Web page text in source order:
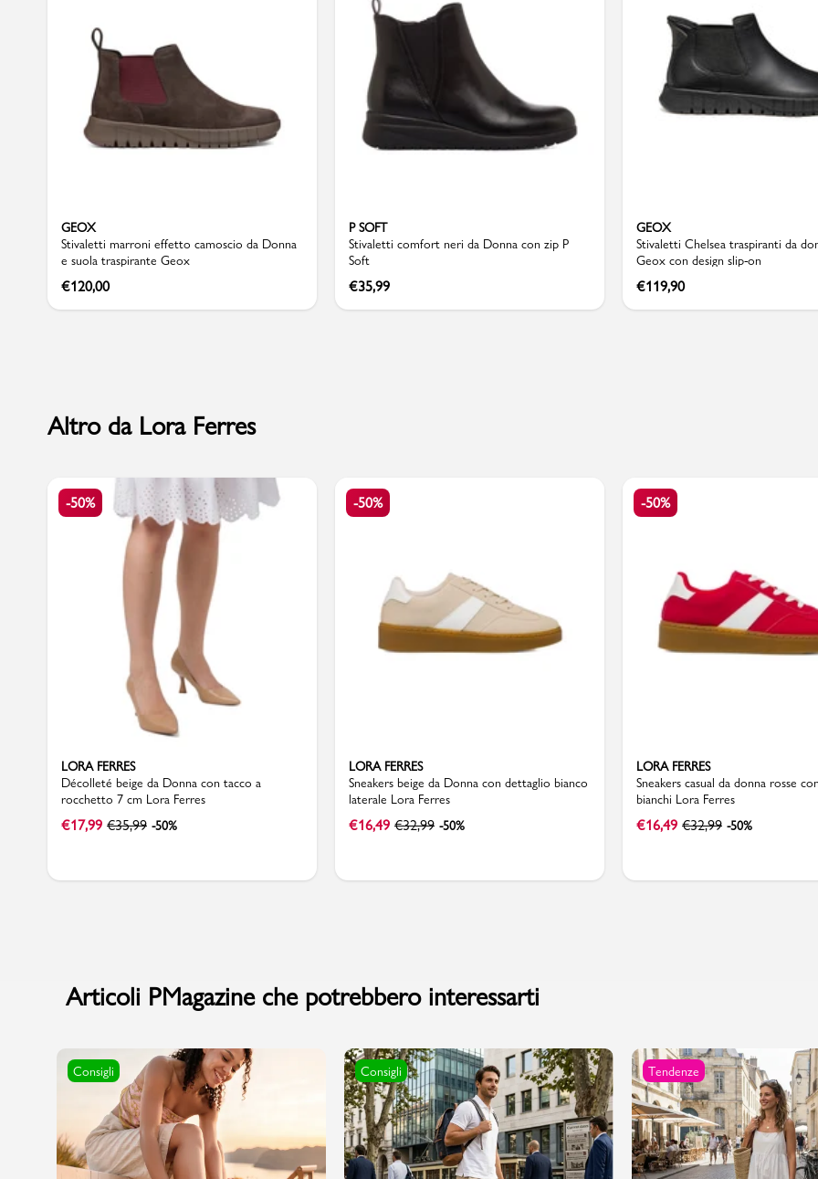
Valigie
PMagazine
Accedi | Registrati
Promo & News
pcard
Gift card
GEOX
Stivaletti marroni effetto camoscio da Donna
e suola traspirante Geox
€120,00
P SOFT
Stivaletti comfort neri da Donna con zip P
Soft
€35,99
GEOX
Stivaletti Chelsea traspiranti da
Geox con design slip-on
€119,90
Altro da Lora Ferres
-50%
LORA FERRES
Décolleté beige da Donna con tacco a
rocchetto 7 cm Lora Ferres
€17,99 €35,99 -50%
-50%
LORA FERRES
Sneakers beige da Donna con dettaglio bianco
laterale Lora Ferres
€16,49 €32,99 -50%
-50%
LORA FERRES
Sneakers casual da donna rosse
bianchi Lora Ferres
€16,49 €32,99 -50%
Articoli PMagazine che potrebbero interessarti
Consigli Consigli Tendenze